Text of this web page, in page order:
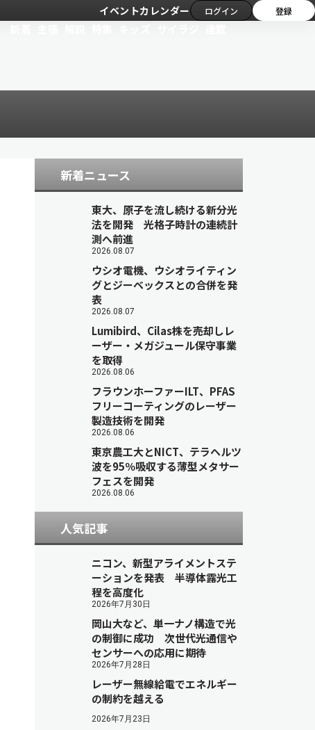
イベントカレンダー ログイン 登録
新着ニュース
東大、原子を流し続ける新分光
法を開発 光格子時計の連続計
測へ前進
2026.08.07
ウシオ電機、ウシオライティン
グとジーベックスとの合併を発
表
2026.08.07
Lumibird、Cilas株を売却しレ
ーザー・メガジュール保守事業
を取得
2026.08.06
フラウンホーファーILT、PFAS
フリーコーティングのレーザー
製造技術を開発
2026.08.06
東京農工大とNICT、テラヘルツ
波を95％吸収する薄型メタサー
フェスを開発
2026.08.06
人気記事
ニコン、新型アライメントステ
ーションを発表 半導体露光工
程を高度化
2026年7月30日
岡山大など、単一ナノ構造で光
の制御に成功 次世代光通信や
センサーへの応用に期待
2026年7月28日
レーザー無線給電でエネルギー
の制約を越える
2026年7月23日